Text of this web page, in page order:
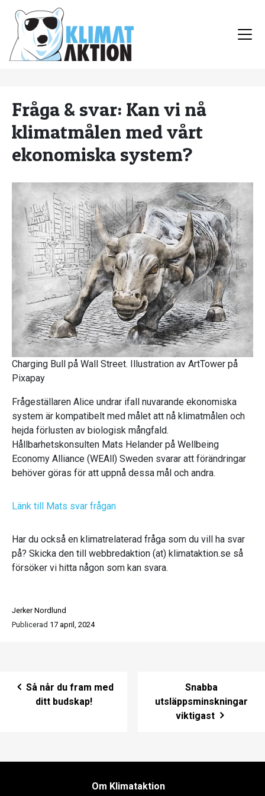
Fråga & svar: Kan vi nå
klimatmålen med vårt
ekonomiska system?
Charging Bull på Wall Street. Illustration av ArtTower på
Pixapay
Frågeställaren Alice undrar ifall nuvarande ekonomiska
system är kompatibelt med målet att nå klimatmålen och
hejda förlusten av biologisk mångfald.
Hållbarhetskonsulten Mats Helander på Wellbeing
Economy Alliance (WEAll) Sweden svarar att förändringar
behöver göras för att uppnå dessa mål och andra.
Länk till Mats svar frågan
Har du också en klimatrelaterad fråga som du vill ha svar
på? Skicka den till webbredaktion (at) klimataktion.se så
försöker vi hitta någon som kan svara.
Jerker Nordlund
Publicerad 17 april, 2024
Post navigation
Så når du fram med
ditt budskap!
Snabba
utsläppsminskningar
viktigast
Om Klimataktion